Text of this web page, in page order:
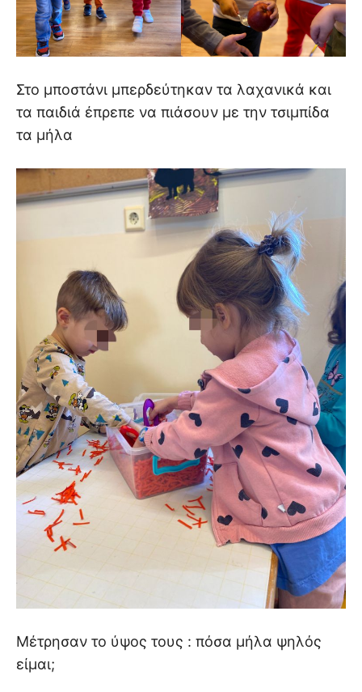
Στο μποστάνι μπερδεύτηκαν τα λαχανικά και
τα παιδιά έπρεπε να πιάσουν με την τσιμπίδα
τα μήλα
Μέτρησαν το ύψος τους : πόσα μήλα ψηλός
είμαι;